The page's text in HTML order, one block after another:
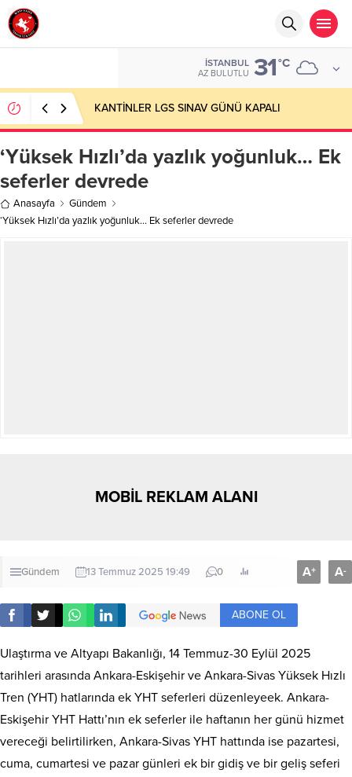
İSTANBUL
AZ BULUTLU 31°C
KANTİNLER LGS SINAV GÜNÜ KAPALI
‘Yüksek Hızlı’da yazlık yoğunluk… Ek
seferler devrede
Anasayfa
Gündem
‘Yüksek Hızlı’da yazlık yoğunluk… Ek seferler devrede
MOBİL REKLAM ALANI
Gündem 13 Temmuz 2025 19:49 0 A+ A-
ABONE OL
Ulaştırma ve Altyapı Bakanlığı, 14 Temmuz-30 Eylül 2025
tarihleri arasında Ankara-Eskişehir ve Ankara-Sivas Yüksek Hızlı
Tren (YHT) hatlarında ek YHT seferleri düzenleyeek. Ankara-
Eskişehir YHT Hattı’nın ek seferler ile haftanın her günü hizmet
vereceği belirtilirken, Ankara-Sivas YHT hattında ise pazartesi,
cuma, cumartesi ve pazar günleri ek bir gidiş ve bir geliş seferi